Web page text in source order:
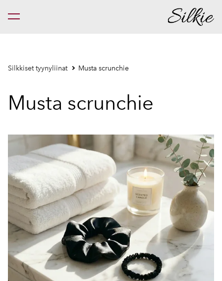
on lisätty ostoskoriin.
Silkkiset tyynyliinat Musta scrunchie
Musta scrunchie